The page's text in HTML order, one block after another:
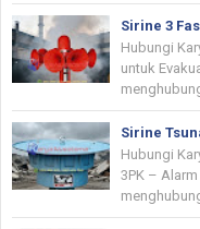
Sirine 3
Hubungi
untuk
Sirine
Hubungi
3PK –